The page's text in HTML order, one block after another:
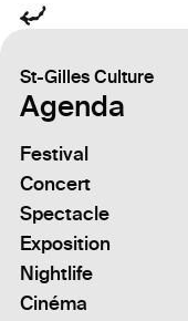
St-Gilles Culture
Agenda
Festival
Concert
Spectacle
Exposition
Nightlife
Cinéma